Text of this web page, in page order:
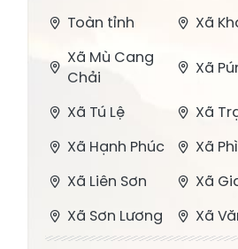
Toàn tỉnh
Xã
Xã Mù Cang
Chải
Xã
Xã Tú Lệ
Xã
Xã Hạnh Phúc
Xã
Xã Liên Sơn
Xã
Xã Sơn Lương
Xã